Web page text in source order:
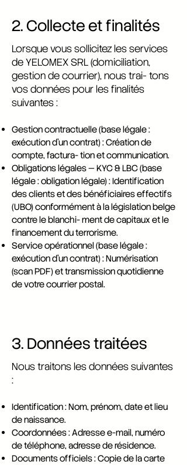
2. Collecte et finalités
Lorsque vous sollicitez les services
de YELOMEX SRL (domiciliation,
gestion de courrier), nous trai- tons
vos données pour les finalités
suivantes :
Gestion contractuelle (base légale :
exécution d’un contrat) : Création de
compte, factura- tion et communication.
Obligations légales — KYC & LBC (base
légale : obligation légale) : Identification
des clients et des bénéficiaires effectifs
(UBO) conformément à la législation belge
contre le blanchi- ment de capitaux et le
financement du terrorisme.
Service opérationnel (base légale :
exécution d’un contrat) : Numérisation
(scan PDF) et transmission quotidienne
de votre courrier postal.
3. Données traitées
Nous traitons les données suivantes
:
Identification : Nom, prénom, date et lieu
de naissance.
Coordonnées : Adresse e-mail, numéro
de téléphone, adresse de résidence.
Documents officiels : Copie de la carte